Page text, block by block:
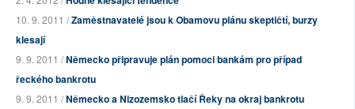
10. 9. 2011 /Zaměstnavatelé jsou k Obamovu plánu skeptičtí, burzy
klesají
9. 9. 2011 /Německo připravuje plán pomoci bankám pro případ
řeckého bankrotu
9. 9. 2011 /Německo a Nizozemsko tlačí Řeky na okraj bankrotu